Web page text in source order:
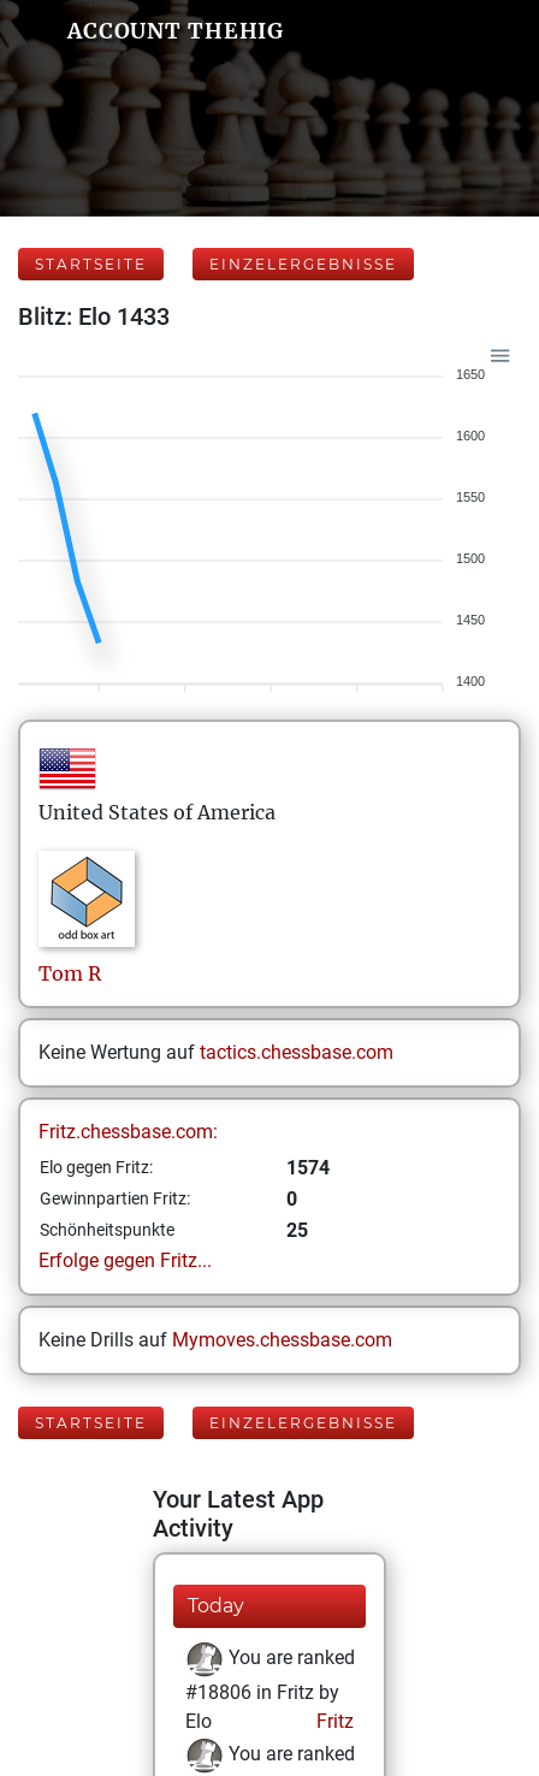
ACCOUNT THEHIG
STARTSEITE EINZELERGEBNISSE
Blitz: Elo 1433
1650
1600
1550
1500
1450
1400
United States of America
Tom R
Keine Wertung auf tactics.chessbase.com
Fritz.chessbase.com:
Elo gegen Fritz: 1574
Gewinnpartien Fritz: 0
Schönheitspunkte
25
Erfolge gegen Fritz...
Keine Drills auf Mymoves.chessbase.com
STARTSEITE EINZELERGEBNISSE
Your Latest App
Activity
Today
You are ranked
#18806 in Fritz by
Elo
Fritz
You are ranked